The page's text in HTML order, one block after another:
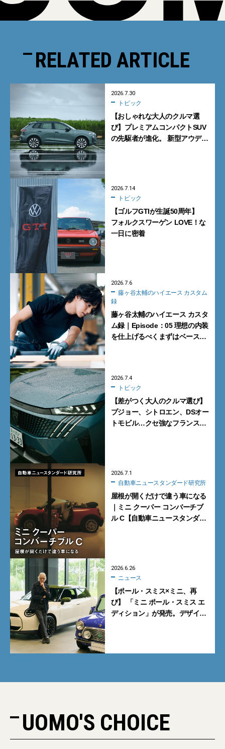
RELATED ARTICLE
2026.7.30
トピック
【おしゃれな大人のクルマ選
び】プレミアムコンパクトSUV
の先駆者が進化。 新型アウディ
2026.7.14
トピック
【ゴルフGTIが生誕50周年】
フォルクスワーゲン LOVE！な
一日に密着
2026.7.6
藤ヶ谷太輔のハイエース カスタム
録
藤ヶ谷太輔のハイエース カスタ
ム録｜Episode：05 理想の内装
を仕上げるべくまずはベースを
2026.7.4
トピック
【差がつく大人のクルマ選び】
プジョー、シトロエン、DSオー
トモビル…クセ強なフランス車
2026.7.1
自動車ニュースタンダード研究所
屋根が開くだけで違う車になる
｜ミニ クーパー コンバーチブ
ル C【自動車ニュースタンダー
2026.6.26
ニュース
【ポール・スミス×ミニ、再
び】 「ミニ ポール・スミス エ
ディション」が発売。デザイ
UOMO'S CHOICE